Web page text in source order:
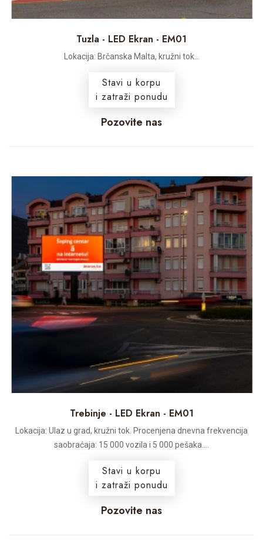
Tuzla - LED Ekran - EM01
Lokacija: Brčanska Malta, kružni tok...
Stavi u korpu
i zatraži ponudu
Pozovite nas
Trebinje - LED Ekran - EM01
Lokacija: Ulaz u grad, kružni tok. Procenjena dnevna frekvencija
saobraćaja: 15 000 vozila i 5 000 pešaka....
Stavi u korpu
i zatraži ponudu
Pozovite nas